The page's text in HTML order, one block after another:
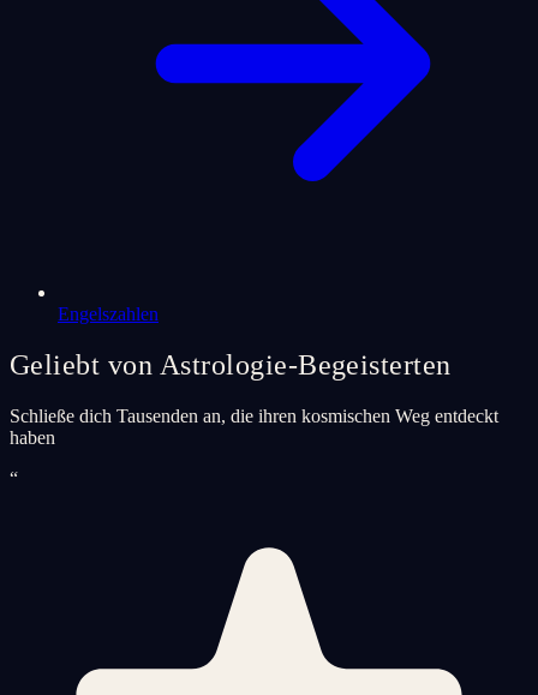
Engelszahlen
Geliebt von Astrologie-Begeisterten
Schließe dich Tausenden an, die ihren kosmischen Weg entdeckt
haben
“